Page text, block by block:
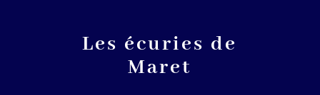
Les écuries de
Maret